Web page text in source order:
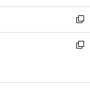
開
く
ウ
で
開
く
ン
ド
ウ
で
ウ
ィ
ン
ド
開
新
し
い
ン
新
ウ